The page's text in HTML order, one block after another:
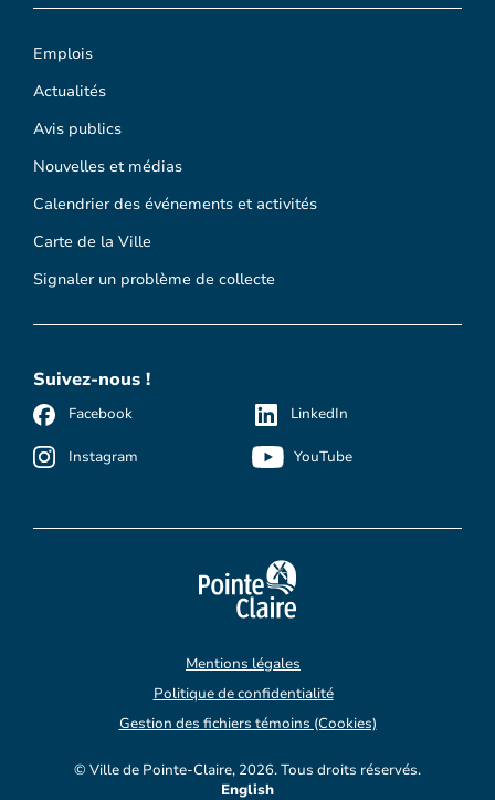
Emplois
Actualités
Avis publics
Nouvelles et médias
Calendrier des événements et activités
Carte de la Ville
Signaler un problème de collecte
Suivez-nous !
Facebook
Instagram
LinkedIn
YouTube
© Ville de Pointe-Claire, 2026. Tous droits réservés.
Mentions légales
Politique de confidentialité
Gestion des fichiers témoins (Cookies)
English